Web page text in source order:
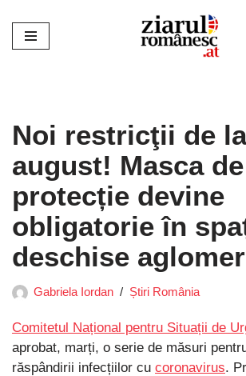
Sari
Noi restricţii de
august! Masca de
protecție devine
obligatorie în
deschise
Gabriela Iordan Știri România
Comitetul Național pentru Situații de
aprobat, marți, o serie de măsuri
răspândirii infecțiilor cu coronavirus.